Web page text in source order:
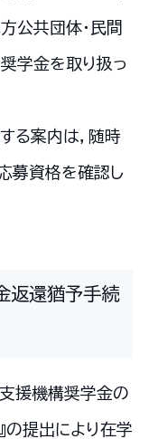
公共団体・民間
学金を取り扱っ
る案内は，随時
募資格を確認し
返還猶予手続
援機構奨学金の
の提出により在学